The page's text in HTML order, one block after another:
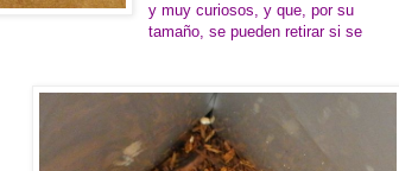
y muy curiosos, y que, por su
tamaño, se pueden retirar si se